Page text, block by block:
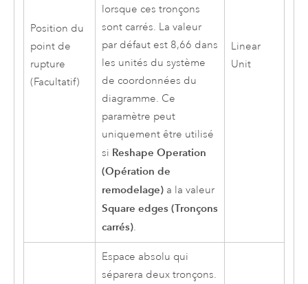
Position du
point de
rupture
(Facultatif)
lorsque ces tronçons
sont carrés. La valeur
par défaut est 8,66 dans
les unités du système
de coordonnées du
diagramme. Ce
paramètre peut
uniquement être utilisé
si Reshape Operation
(Opération de
remodelage)a la valeur
Square edges (Tronçons
carrés).
Linear
Unit
Espace absolu qui
séparera deux tronçons.